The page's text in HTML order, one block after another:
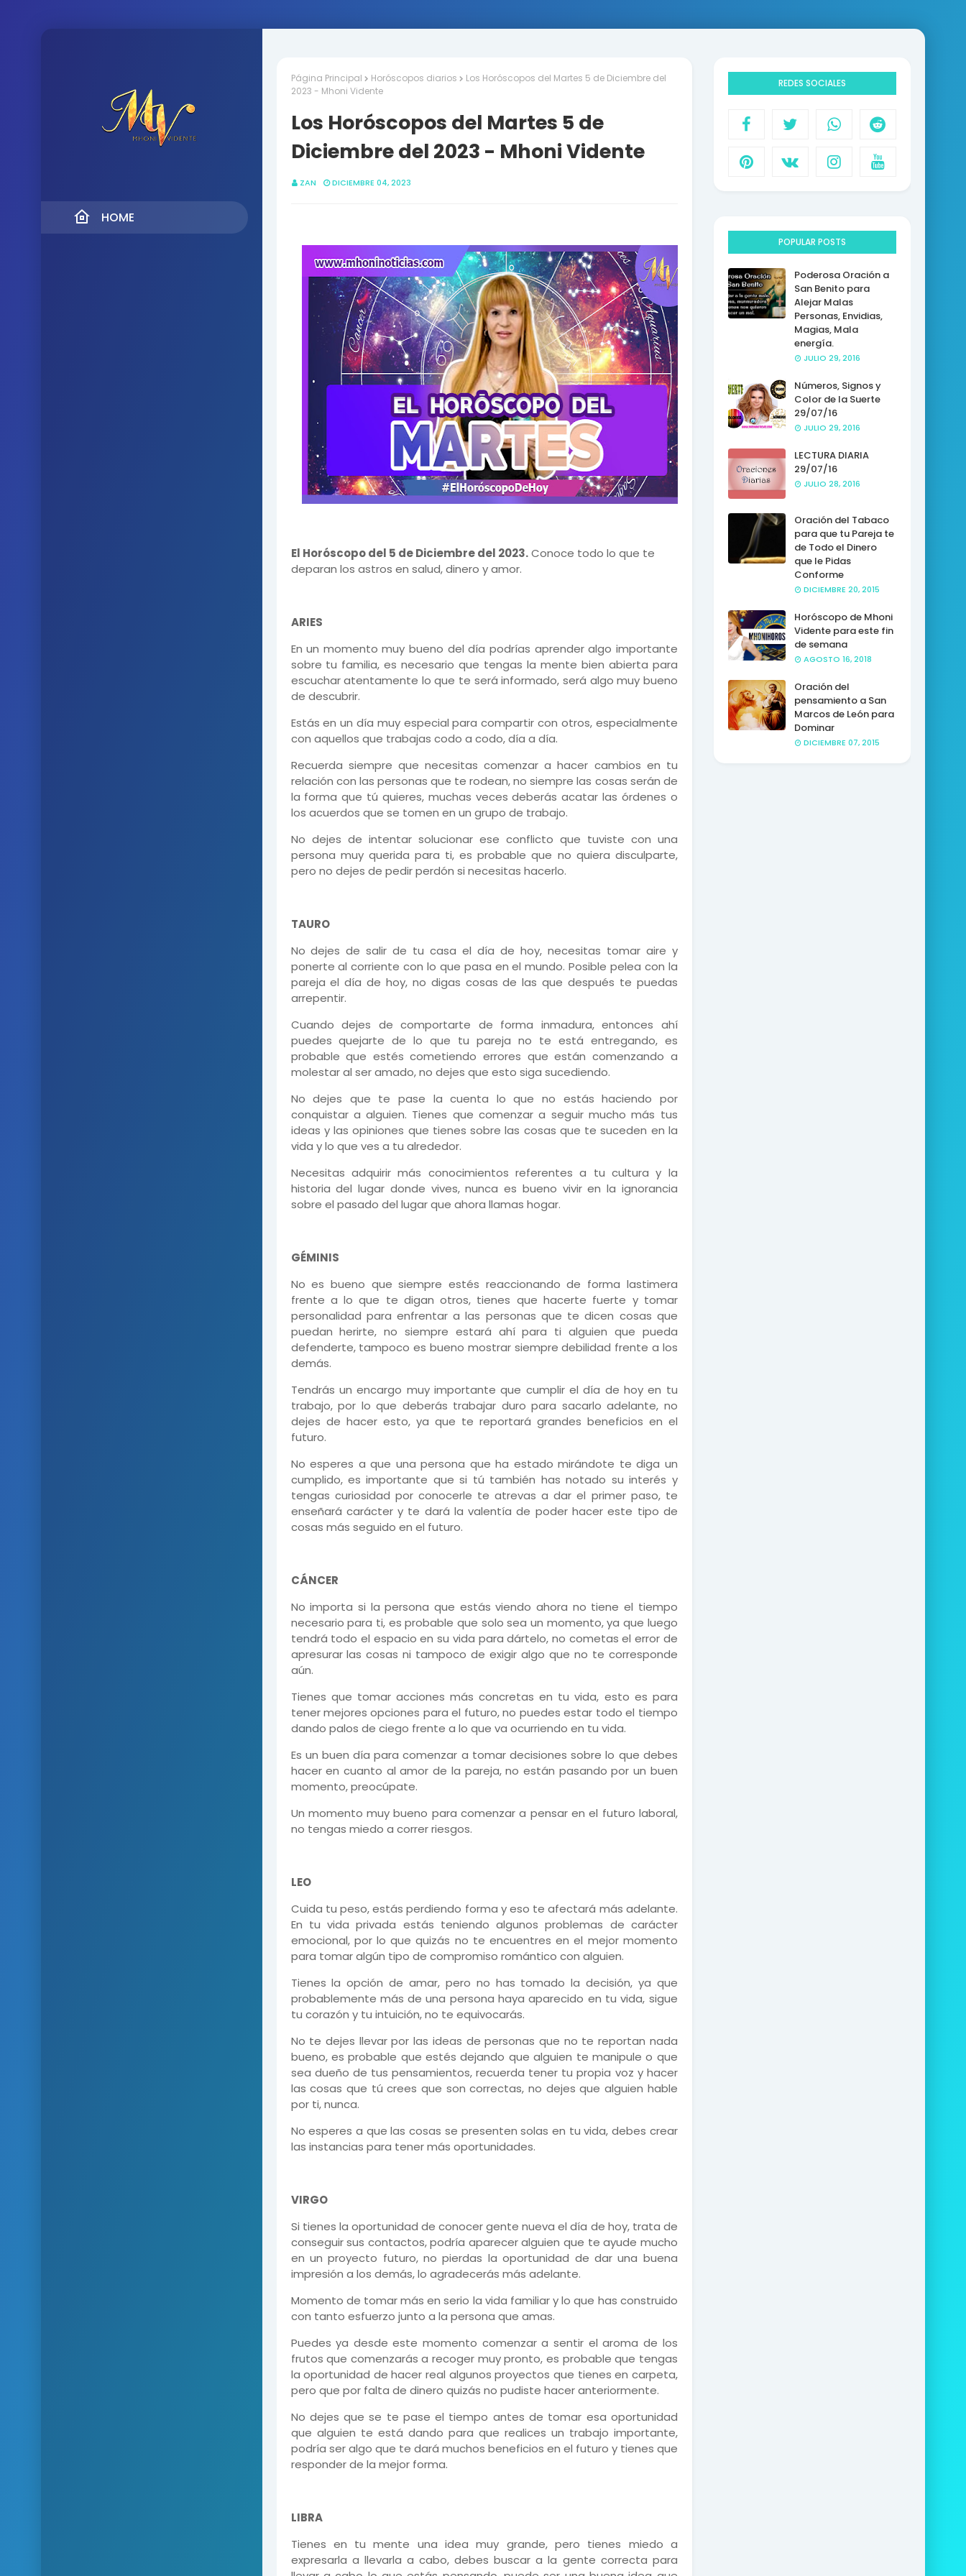
HOME
Página Principal Horóscopos diarios
Los Horóscopos del Martes 5 de Diciembre del
2023 - Mhoni Vidente
Los Horóscopos del Martes 5 de
Diciembre del 2023 - Mhoni Vidente
ZAN DICIEMBRE 04, 2023
El Horóscopo del 5 de Diciembre del 2023.Conoce todo lo que te
deparan los astros en salud, dinero y amor.
ARIES
En un momento muy bueno del día podrías aprender algo importante
sobre tu familia, es necesario que tengas la mente bien abierta para
escuchar atentamente lo que te será informado, será algo muy bueno
de descubrir.
Estás en un día muy especial para compartir con otros, especialmente
con aquellos que trabajas codo a codo, día a día.
Recuerda siempre que necesitas comenzar a hacer cambios en tu
relación con las personas que te rodean, no siempre las cosas serán de
la forma que tú quieres, muchas veces deberás acatar las órdenes o
los acuerdos que se tomen en un grupo de trabajo.
No dejes de intentar solucionar ese conflicto que tuviste con una
persona muy querida para ti, es probable que no quiera disculparte,
pero no dejes de pedir perdón si necesitas hacerlo.
TAURO
No dejes de salir de tu casa el día de hoy, necesitas tomar aire y
ponerte al corriente con lo que pasa en el mundo. Posible pelea con la
pareja el día de hoy, no digas cosas de las que después te puedas
arrepentir.
Cuando dejes de comportarte de forma inmadura, entonces ahí
puedes quejarte de lo que tu pareja no te está entregando, es
probable que estés cometiendo errores que están comenzando a
molestar al ser amado, no dejes que esto siga sucediendo.
No dejes que te pase la cuenta lo que no estás haciendo por
conquistar a alguien. Tienes que comenzar a seguir mucho más tus
ideas y las opiniones que tienes sobre las cosas que te suceden en la
vida y lo que ves a tu alrededor.
Necesitas adquirir más conocimientos referentes a tu cultura y la
historia del lugar donde vives, nunca es bueno vivir en la ignorancia
sobre el pasado del lugar que ahora llamas hogar.
GÉMINIS
No es bueno que siempre estés reaccionando de forma lastimera
frente a lo que te digan otros, tienes que hacerte fuerte y tomar
personalidad para enfrentar a las personas que te dicen cosas que
puedan herirte, no siempre estará ahí para ti alguien que pueda
defenderte, tampoco es bueno mostrar siempre debilidad frente a los
demás.
Tendrás un encargo muy importante que cumplir el día de hoy en tu
trabajo, por lo que deberás trabajar duro para sacarlo adelante, no
dejes de hacer esto, ya que te reportará grandes beneficios en el
futuro.
No esperes a que una persona que ha estado mirándote te diga un
cumplido, es importante que si tú también has notado su interés y
tengas curiosidad por conocerle te atrevas a dar el primer paso, te
enseñará carácter y te dará la valentía de poder hacer este tipo de
cosas más seguido en el futuro.
CÁNCER
No importa si la persona que estás viendo ahora no tiene el tiempo
necesario para ti, es probable que solo sea un momento, ya que luego
tendrá todo el espacio en su vida para dártelo, no cometas el error de
apresurar las cosas ni tampoco de exigir algo que no te corresponde
aún.
Tienes que tomar acciones más concretas en tu vida, esto es para
tener mejores opciones para el futuro, no puedes estar todo el tiempo
dando palos de ciego frente a lo que va ocurriendo en tu vida.
Es un buen día para comenzar a tomar decisiones sobre lo que debes
hacer en cuanto al amor de la pareja, no están pasando por un buen
momento, preocúpate.
Un momento muy bueno para comenzar a pensar en el futuro laboral,
no tengas miedo a correr riesgos.
LEO
Cuida tu peso, estás perdiendo forma y eso te afectará más adelante.
En tu vida privada estás teniendo algunos problemas de carácter
emocional, por lo que quizás no te encuentres en el mejor momento
para tomar algún tipo de compromiso romántico con alguien.
Tienes la opción de amar, pero no has tomado la decisión, ya que
probablemente más de una persona haya aparecido en tu vida, sigue
tu corazón y tu intuición, no te equivocarás.
No te dejes llevar por las ideas de personas que no te reportan nada
bueno, es probable que estés dejando que alguien te manipule o que
sea dueño de tus pensamientos, recuerda tener tu propia voz y hacer
las cosas que tú crees que son correctas, no dejes que alguien hable
por ti, nunca.
No esperes a que las cosas se presenten solas en tu vida, debes crear
las instancias para tener más oportunidades.
VIRGO
Si tienes la oportunidad de conocer gente nueva el día de hoy, trata de
conseguir sus contactos, podría aparecer alguien que te ayude mucho
en un proyecto futuro, no pierdas la oportunidad de dar una buena
impresión a los demás, lo agradecerás más adelante.
Momento de tomar más en serio la vida familiar y lo que has construido
con tanto esfuerzo junto a la persona que amas.
Puedes ya desde este momento comenzar a sentir el aroma de los
frutos que comenzarás a recoger muy pronto, es probable que tengas
la oportunidad de hacer real algunos proyectos que tienes en carpeta,
pero que por falta de dinero quizás no pudiste hacer anteriormente.
No dejes que se te pase el tiempo antes de tomar esa oportunidad
que alguien te está dando para que realices un trabajo importante,
podría ser algo que te dará muchos beneficios en el futuro y tienes que
responder de la mejor forma.
LIBRA
Tienes en tu mente una idea muy grande, pero tienes miedo a
expresarla a llevarla a cabo, debes buscar a la gente correcta para
REDES SOCIALES
POPULAR POSTS
Poderosa Oración a
San Benito para
Alejar Malas
Personas, Envidias,
Magias, Mala
energía.
JULIO 29, 2016
Números, Signos y
Color de la Suerte
29/07/16
JULIO 29, 2016
LECTURA DIARIA
29/07/16
JULIO 28, 2016
Oración del Tabaco
para que tu Pareja te
de Todo el Dinero
que le Pidas
Conforme
DICIEMBRE 20, 2015
Horóscopo de Mhoni
Vidente para este fin
de semana
AGOSTO 16, 2018
Oración del
pensamiento a San
Marcos de León para
Dominar
DICIEMBRE 07, 2015